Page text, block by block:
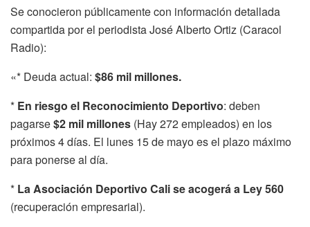
Se conocieron públicamente con información detallada
compartida por el periodista José Alberto Ortiz (Caracol
Radio):
«* Deuda actual: $86 mil millones.
* En riesgo el Reconocimiento Deportivo: deben
pagarse$2 mil millones (Hay 272 empleados) en los
próximos 4 días. El lunes 15 de mayo es el plazo máximo
para ponerse al día.
* La Asociación Deportivo Cali se acogerá a Ley 560
(recuperación empresarial).